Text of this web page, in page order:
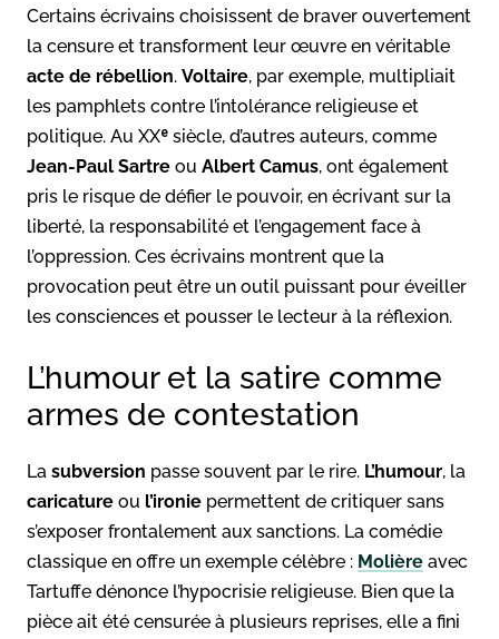
Certains écrivains choisissent de braver ouvertement
la censure et transforment leur œuvre en véritable
acte de rébellion. Voltaire, par exemple, multipliait
les pamphlets contre l’intolérance religieuse et
politique. Au XXᵉ siècle, d’autres auteurs, comme
Jean-Paul Sartre ou Albert Camus, ont également
pris le risque de défier le pouvoir, en écrivant sur la
liberté, la responsabilité et l’engagement face à
l’oppression. Ces écrivains montrent que la
provocation peut être un outil puissant pour éveiller
les consciences et pousser le lecteur à la réflexion.
L’humour et la satire comme
armes de contestation
La subversion passe souvent par le rire. L’humour, la
caricature ou l’ironie permettent de critiquer sans
s’exposer frontalement aux sanctions. La comédie
classique en offre un exemple célèbre : Molière avec
Tartuffe dénonce l’hypocrisie religieuse. Bien que la
pièce ait été censurée à plusieurs reprises, elle a fini